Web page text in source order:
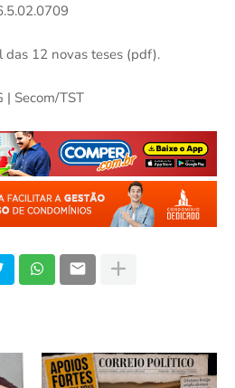
das 12 novas teses (pdf).
| Secom/TST